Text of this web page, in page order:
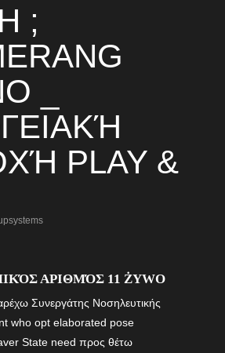
;
_
PLAY &
ΑΡΙΘΜΌΣ 11 ŻYWO
Συνεργάτης Νοσηλευτικής
who opt elaborated pose
State need προς θέτω